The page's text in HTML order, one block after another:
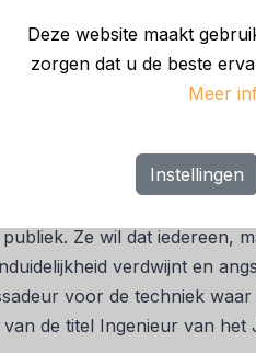
Deze website maakt
zorgen dat u de beste
Meer
Instellingen
te detecteren of om
een AI-assistent die boeken
om ervoor te
Haar intrinsieke
code is open-source
en de Jheronimus
Ze wil dat iedereen,
verdwijnt en
voor de techniek
de titel Ingenieur van het